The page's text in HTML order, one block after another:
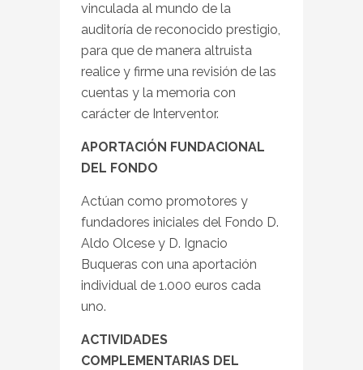
vinculada al mundo de la
auditoría de reconocido prestigio,
para que de manera altruista
realice y firme una revisión de las
cuentas y la memoria con
carácter de Interventor.
APORTACIÓN FUNDACIONAL
DEL FONDO
Actúan como promotores y
fundadores iniciales del Fondo D.
Aldo Olcese y D. Ignacio
Buqueras con una aportación
individual de 1.000 euros cada
uno.
ACTIVIDADES
COMPLEMENTARIAS DEL